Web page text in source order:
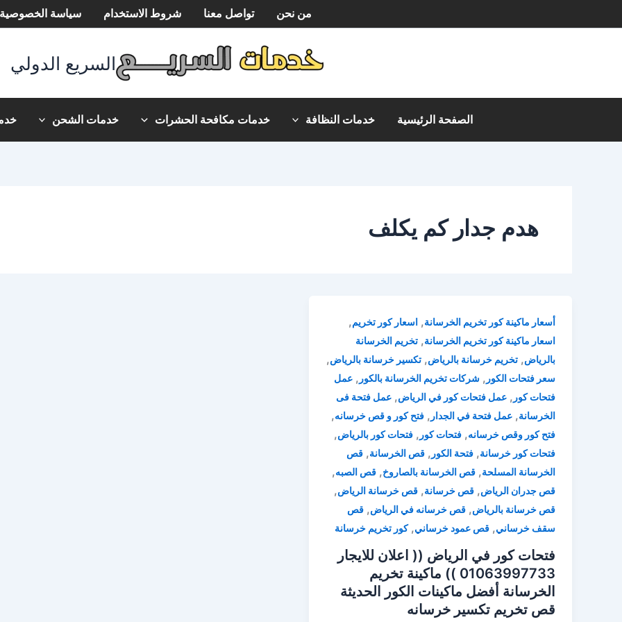
إلى
من نحن تواصل معنا شروط الاستخدام سياسة الخصوصية
السريع الدولي
الصفحة الرئيسية خدمات النظافة خدمات مكافحة الحشرات خدمات الشحن
هدم جدار كم يكلف
أسعار ماكينة كور تخريم الخرسانة, اسعار كور تخريم,
اسعار ماكينة كور تخريم الخرسانة, تخريم الخرسانة
بالرياض, تخريم خرسانة بالرياض, تكسير خرسانة بالرياض,
سعر فتحات الكور , شركات تخريم الخرسانة بالكور , عمل
فتحات كور , عمل فتحات كور في الرياض, عمل فتحة فى
الخرسانة, عمل فتحة في الجدار , فتح كور و قص خرسانه,
فتح كور وقص خرسانه, فتحات كور , فتحات كور بالرياض,
فتحات كور خرسانة, فتحة الكور , قص الخرسانة, قص
الخرسانة المسلحة, قص الخرسانة بالصاروخ, قص الصبه,
قص جدران الرياض, قص خرسانة, قص خرسانة الرياض,
قص خرسانة بالرياض, قص خرسانه في الرياض, قص
سقف خرساني, قص عمود خرساني,كور تخريم خرسانة
فتحات كور في الرياض (( اعلان للايجار
01063997733 )) ماكينة تخريم
الخرسانة أفضل ماكينات الكور الحديثة
قص تخريم تكسير خرسانه